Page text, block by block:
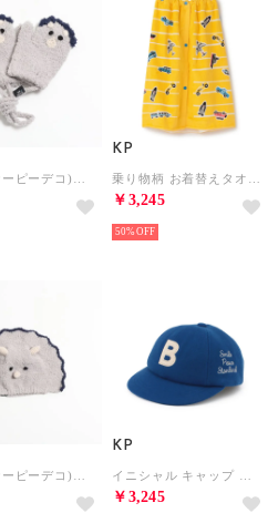
KP
￥3,245
50%
KP
￥3,245